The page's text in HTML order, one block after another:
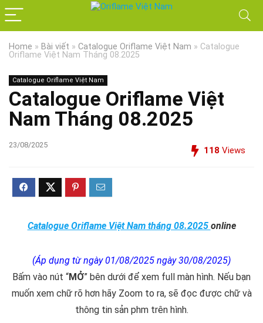
Home » Bài viết » Catalogue Oriflame Việt Nam » Catalogue
Oriflame Việt Nam Tháng 08.2025
Catalogue Oriflame Việt Nam
Catalogue Oriflame Việt
Nam Tháng 08.2025
23/08/2025
118 Views
Catalogue Oriflame Việt Nam tháng 08.2025 online
(Áp dụng từ ngày 01/08/2025 ngày 30/08/2025)
Bấm vào nút “MỞ” bên dưới để xem full màn hình. Nếu bạn
muốn xem chữ rõ hơn hãy Zoom to ra, sẽ đọc được chữ và
thông tin sản phm trên hình.